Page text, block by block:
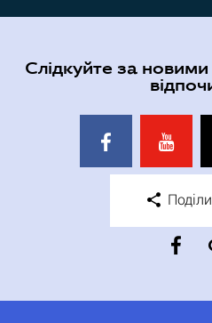
Слідкуйте за